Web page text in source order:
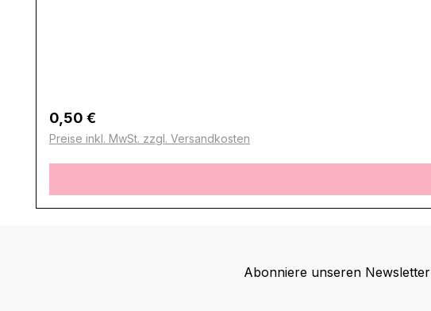
Regulärer Preis:
0,50 €
Preise inkl. MwSt. zzgl. Versandkosten
Abonniere unseren